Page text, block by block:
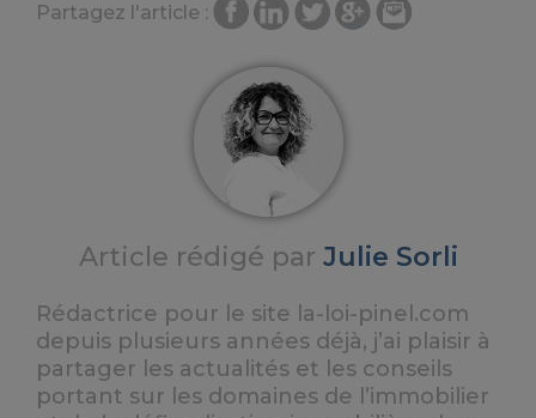
Partagez l'article :
Article rédigé par Julie Sorli
Rédactrice pour le site la-loi-pinel.com
depuis plusieurs années déjà, j’ai plaisir à
partager les actualités et les conseils
portant sur les domaines de l’immobilier